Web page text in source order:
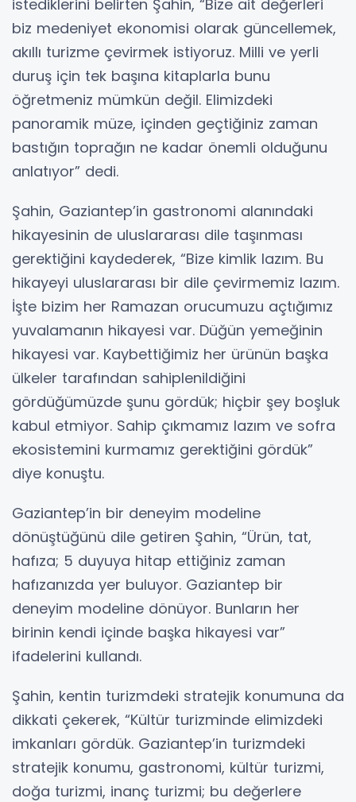
istediklerini belirten Şahin, “Bize ait değerleri
biz medeniyet ekonomisi olarak güncellemek,
akıllı turizme çevirmek istiyoruz. Milli ve yerli
duruş için tek başına kitaplarla bunu
öğretmeniz mümkün değil. Elimizdeki
panoramik müze, içinden geçtiğiniz zaman
bastığın toprağın ne kadar önemli olduğunu
anlatıyor” dedi.
Şahin, Gaziantep’in gastronomi alanındaki
hikayesinin de uluslararası dile taşınması
gerektiğini kaydederek, “Bize kimlik lazım. Bu
hikayeyi uluslararası bir dile çevirmemiz lazım.
İşte bizim her Ramazan orucumuzu açtığımız
yuvalamanın hikayesi var. Düğün yemeğinin
hikayesi var. Kaybettiğimiz her ürünün başka
ülkeler tarafından sahiplenildiğini
gördüğümüzde şunu gördük; hiçbir şey boşluk
kabul etmiyor. Sahip çıkmamız lazım ve sofra
ekosistemini kurmamız gerektiğini gördük”
diye konuştu.
Gaziantep’in bir deneyim modeline
dönüştüğünü dile getiren Şahin, “Ürün, tat,
hafıza; 5 duyuya hitap ettiğiniz zaman
hafızanızda yer buluyor. Gaziantep bir
deneyim modeline dönüyor. Bunların her
birinin kendi içinde başka hikayesi var”
ifadelerini kullandı.
Şahin, kentin turizmdeki stratejik konumuna da
dikkati çekerek, “Kültür turizminde elimizdeki
imkanları gördük. Gaziantep’in turizmdeki
stratejik konumu, gastronomi, kültür turizmi,
doğa turizmi, inanç turizmi; bu değerlere